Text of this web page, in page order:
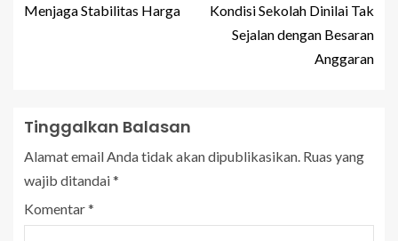
Menjaga Stabilitas Harga
Kondisi Sekolah Dinilai Tak
Sejalan dengan Besaran
Anggaran
Tinggalkan Balasan
Alamat email Anda tidak akan dipublikasikan. Ruas yang
wajib ditandai*
Komentar*